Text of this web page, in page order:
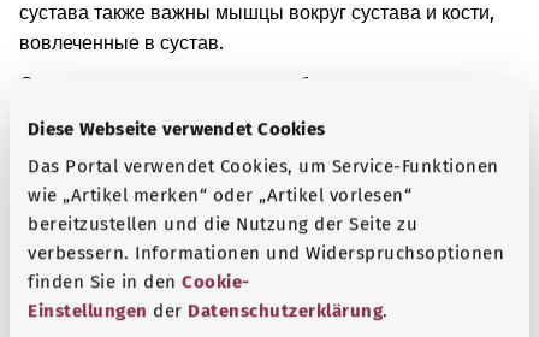
Diese Webseite verwendet Cookies
Das Portal verwendet Cookies, um Service-Funktionen
wie „Artikel merken“ oder „Artikel vorlesen“
bereitzustellen und die Nutzung der Seite zu
verbessern. Informationen und Widerspruchsoptionen
finden Sie in den Cookie-
Einstellungen der Datenschutzerklärung.
сустава также важны мышцы вокруг сустава и кости,
вовлеченные в сустав.
Суставы могут стать менее стабильными при их
растяжении. Это может привести к повреждению
травмы также могут снизить стабильность суставов.
При нагрузке на пораженные суставы может возникать
ощущение неустойчивости. В результате может быть
нарушено нормальное функционирование.
Дополнительные обозначения